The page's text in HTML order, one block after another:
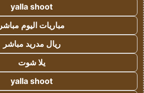
yalla shoot
مباريات اليوم مباشر
ريال مدريد مباشر
يلا شوت
yalla shoot